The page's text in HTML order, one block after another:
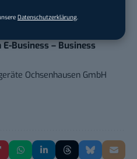
Datenschutzerklärung
Business – Business
Ochsenhausen GmbH